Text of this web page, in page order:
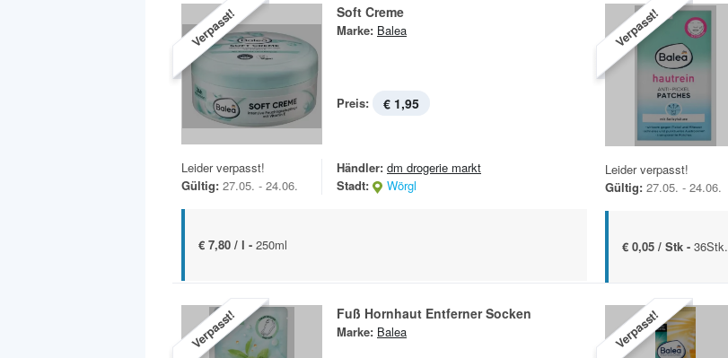
Verpasst! Soft Creme
Marke: Balea
Preis: € 1,95
Leider verpasst!
Gültig: 27.05. - 24.06.
Händler: dm drogerie markt
Stadt:
Wörgl
€ 7,80 / l - 250ml
Verpasst!
Leider verpasst!
Gültig: 27.05. - 24.06.
€ 0,05 / Stk - 36Stk.
Verpasst! Fuß Hornhaut Entferner Socken
Marke: Balea Verpasst!